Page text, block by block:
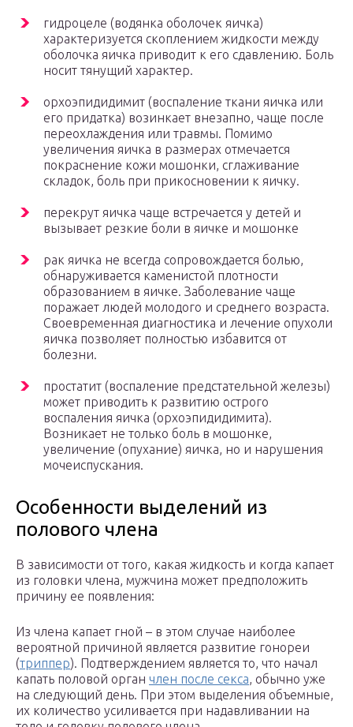
гидроцеле (водянка оболочек яичка)
характеризуется скоплением жидкости между
оболочка яичка приводит к его сдавлению. Боль
носит тянущий характер.
орхоэпидидимит (воспаление ткани яичка или
его придатка) возинкает внезапно, чаще после
переохлаждения или травмы. Помимо
увеличения яичка в размерах отмечается
покраснение кожи мошонки, сглаживание
складок, боль при прикосновении к яичку.
перекрут яичка чаще встречается у детей и
вызывает резкие боли в яичке и мошонке
рак яичка не всегда сопровождается болью,
обнаруживается каменистой плотности
образованием в яичке. Заболевание чаще
поражает людей молодого и среднего возраста.
Своевременная диагностика и лечение опухоли
яичка позволяет полностью избавится от
болезни.
простатит (воспаление предстательной железы)
может приводить к развитию острого
воспаления яичка (орхоэпидидимита).
Возникает не только боль в мошонке,
увеличение (опухание) яичка, но и нарушения
мочеиспускания.
Особенности выделений из
полового члена
В зависимости от того, какая жидкость и когда капает
из головки члена, мужчина может предположить
причину ее появления:
Из члена капает гной – в этом случае наиболее
вероятной причиной является развитие гонореи
(триппер). Подтверждением является то, что начал
капать половой орган член после секса, обычно уже
на следующий день. При этом выделения объемные,
их количество усиливается при надавливании на